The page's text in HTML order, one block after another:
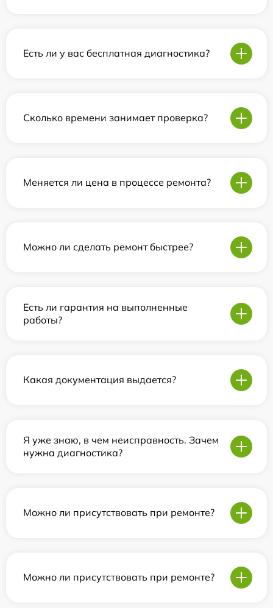
Есть ли у вас бесплатная диагностика?
Сколько времени занимает проверка?
Меняется ли цена в процессе ремонта?
Можно ли сделать ремонт быстрее?
Есть ли гарантия на выполненные
работы?
Какая документация выдается?
Я уже знаю, в чем неисправность. Зачем
нужна диагностика?
Можно ли присутствовать при ремонте?
Можно ли присутствовать при ремонте?